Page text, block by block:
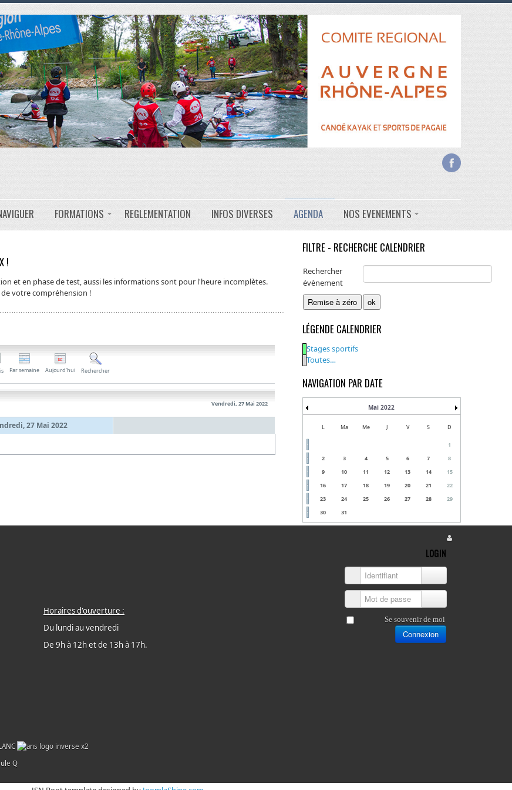
FORMATIONS REGLEMENTATION INFOS DIVERSES AGENDA NOS EVENEMENTS
!
et en phase de test, aussi les informations sont pour l'heure incomplètes.
votre compréhension !
Par semaine Aujourd'hui Rechercher
Vendredi, 27 Mai 2022
27 Mai 2022
FILTRE - RECHERCHE CALENDRIER
Rechercher
évènement
LÉGENDE CALENDRIER
Stages sportifs
Toutes…
NAVIGATION PAR DATE
Mai 2022
L Ma Me J V S D
1
2
3 4 5 6 7
8
9
10 11 12 13 14
15
16
17 18 19 20 21
22
23
24 25 26 27 28
29
30
31
Horaires d'ouverture :
Du lundi au vendredi
De 9h à 12h et de 13h à 17h.
LOGIN
Identifiant
Mot de passe
Se souvenir de moi
Connexion